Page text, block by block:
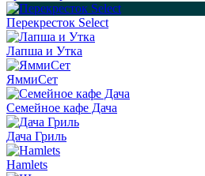
Перекресток Select
Лапша и Утка
ЯммиСет
Семейное кафе Дача
Дача Гриль
Hamlets